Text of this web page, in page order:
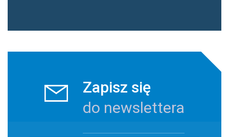
Zapisz się
do newslettera